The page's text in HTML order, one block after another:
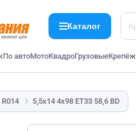
Каталог
По автоМотоКвадроГрузовыеКрепёж
R014 5,5x14 4x98 ET33 58,6 BD